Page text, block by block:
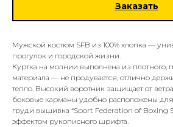
Заказать
Мужской костюм SFB из 100% хлопка —
прогулок и городской жизни.
Куртка на молнии выполнена из плотного,
материала — не продувается, отлично
тепло. Высокий воротник защищает от
боковые карманы удобно расположены
груди вышивка “Sport Federation of Boxing
эффектом рукописного шрифта.